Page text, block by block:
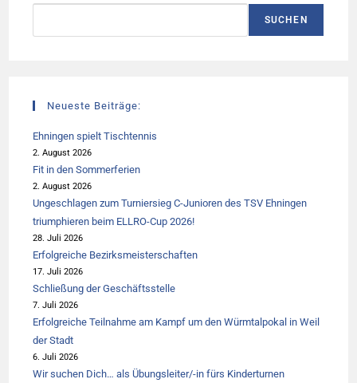
SUCHEN
Neueste Beiträge:
Ehningen spielt Tischtennis
2. August 2026
Fit in den Sommerferien
2. August 2026
Ungeschlagen zum Turniersieg C-Junioren des TSV Ehningen
triumphieren beim ELLRO-Cup 2026!
28. Juli 2026
Erfolgreiche Bezirksmeisterschaften
17. Juli 2026
Schließung der Geschäftsstelle
7. Juli 2026
Erfolgreiche Teilnahme am Kampf um den Würmtalpokal in Weil
der Stadt
6. Juli 2026
Wir suchen Dich… als Übungsleiter/-in fürs Kinderturnen